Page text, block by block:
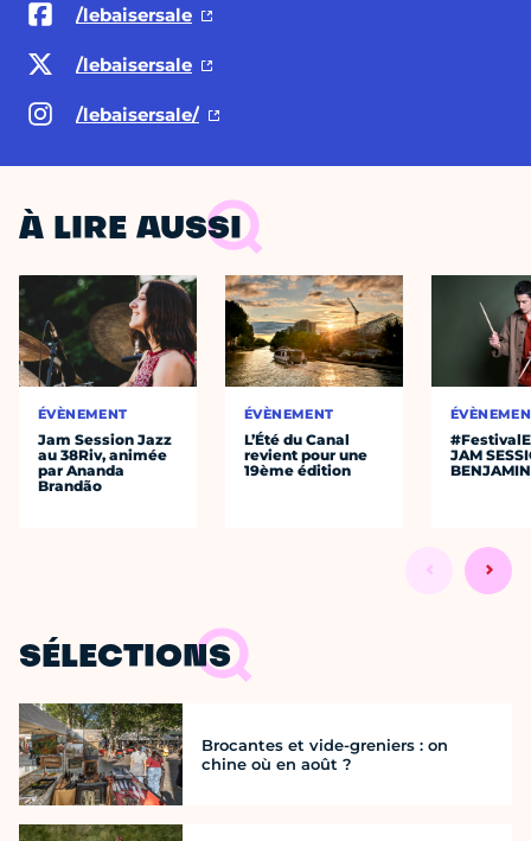
/lebaisersale
/lebaisersale
/lebaisersale/
À LIRE AUSSI
ÉVÈNEMENT
Jam Session Jazz
au 38Riv, animée
par Ananda
Brandão
ÉVÈNEMENT
L’Été du Canal
revient pour une
19ème édition
JAM
SÉLECTIONS
Brocantes et vide-greniers : on
chine où en août ?